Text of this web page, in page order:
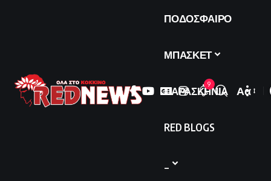
ΠΟΔΟΣΦΑΙΡΟ
ΜΠΑΣΚΕΤ
ΠΑΡΑΣΚΗΝΙΑ
RED BLOGS
9
Font
Αα